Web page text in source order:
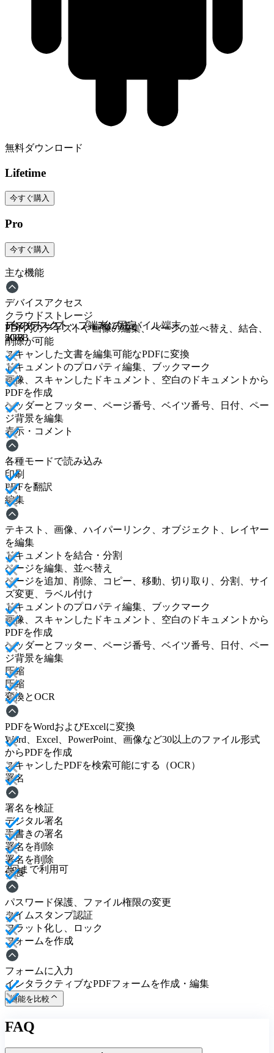
無料ダウンロード
Lifetime
今すぐ購入
Pro
今すぐ購入
主な機能
デバイスアクセス
デスクトップ
1台のデスクトップ端末に固定
1台のデスクトップ＋2台のモバイル端末
クラウドストレージ
5GB
5GB
20GB
PDF内のテキストや画像の編集、ページの並べ替え、結合、
削除が可能
スキャンした文書を編集可能なPDFに変換
ドキュメントのプロパティ編集、ブックマーク
画像、スキャンしたドキュメント、空白のドキュメントから
PDFを作成
ヘッダーとフッター、ページ番号、ベイツ番号、日付、ペー
ジ背景を編集
表示・コメント
各種モードで読み込み
印刷
PDFを翻訳
編集
テキスト、画像、ハイパーリンク、オブジェクト、レイヤー
を編集
ドキュメントを結合・分割
ページを編集、並べ替え
ページを追加、削除、コピー、移動、切り取り、分割、サイ
ズ変更、ラベル付け
ドキュメントのプロパティ編集、ブックマーク
画像、スキャンしたドキュメント、空白のドキュメントから
PDFを作成
ヘッダーとフッター、ページ番号、ベイツ番号、日付、ペー
ジ背景を編集
圧縮
圧縮
変換とOCR
PDFをWordおよびExcelに変換
Word、Excel、PowerPoint、画像など30以上のファイル形式
からPDFを作成
スキャンしたPDFを検索可能にする（OCR）
署名
署名を検証
デジタル署名
手書きの署名
署名を削除
3回まで利用可
署名を削除
保護
パスワード保護、ファイル権限の変更
タイムスタンプ認証
フラット化し、ロック
フォームを作成
フォームに入力
インタラクティブなPDFフォームを作成・編集
機能を比較
FAQ